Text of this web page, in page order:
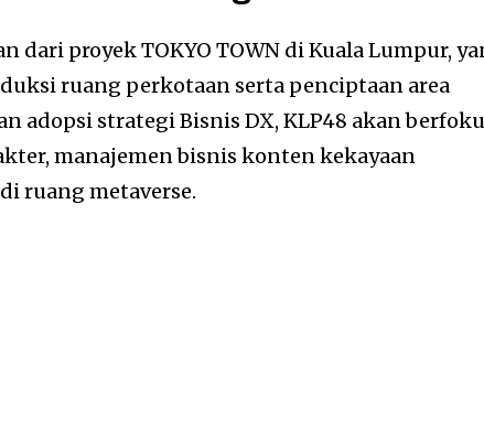
dari proyek TOKYO TOWN di Kuala Lumpur,
ruang perkotaan serta penciptaan area
adopsi strategi Bisnis DX, KLP48 akan
manajemen bisnis konten kekayaan
ruang metaverse.